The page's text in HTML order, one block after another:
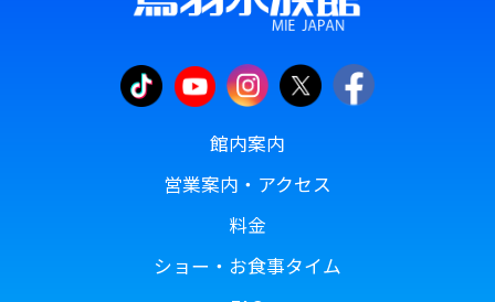
館内案内
営業案内・アクセス
料金
ショー・お食事タイム